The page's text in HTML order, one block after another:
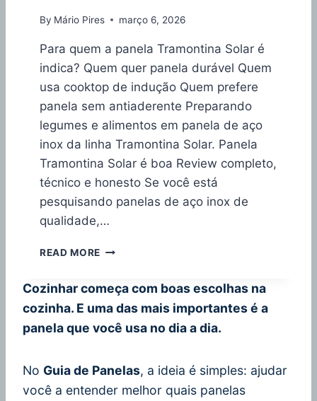
N
L
I
N
O
By Mário Pires março 6, 2026
Para quem a panela Tramontina Solar é
indica? Quem quer panela durável Quem
usa cooktop de indução Quem prefere
panela sem antiaderente Preparando
legumes e alimentos em panela de aço
inox da linha Tramontina Solar. Panela
Tramontina Solar é boa Review completo,
técnico e honesto Se você está
pesquisando panelas de aço inox de
qualidade,…
READ MORE
E
L
A
A
O
Cozinhar começa com boas escolhas na
cozinha. E uma das mais importantes é a
panela que você usa no dia a dia.
No Guia de Panelas, a ideia é simples: ajudar
você a entender melhor quais panelas